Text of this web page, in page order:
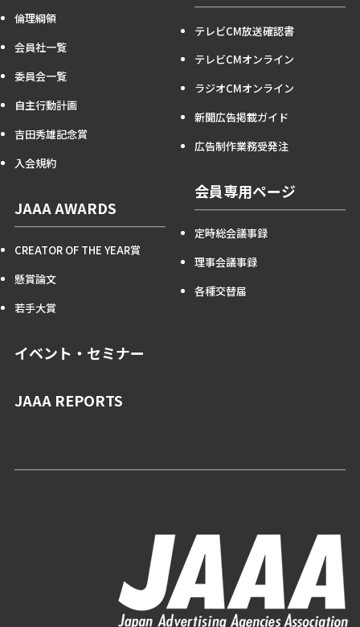
倫理綱領
会員社一覧
委員会一覧
自主行動計画
吉田秀雄記念賞
入会規約
JAAA AWARDS
CREATOR OF THE YEAR賞
懸賞論文
若手大賞
イベント・セミナー
JAAA REPORTS
テレビCM放送確認書
テレビCMオンライン
ラジオCMオンライン
新聞広告掲載ガイド
広告制作業務受発注
会員専用ページ
定時総会議事録
理事会議事録
各種交替届